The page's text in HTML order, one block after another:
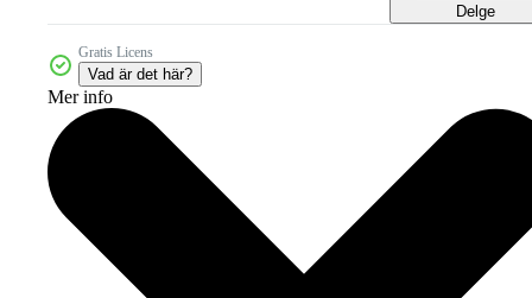
Delge
Gratis Licens
Vad är det här?
Mer info